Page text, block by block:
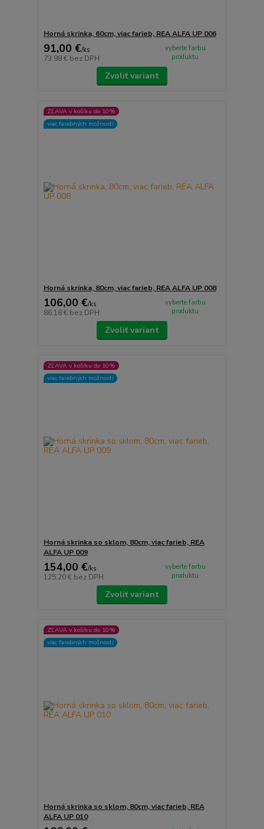
Horná skrinka, 60cm, viac farieb, REA ALFA UP 006
91,00 €/ks
73,98 € bez DPH
vyberte farbu
produktu
Zvoliť variant
ZĽAVA v košíku do 10%
viac farebných možností
Horná skrinka, 80cm, viac farieb, REA ALFA UP 008
106,00 €/ks
86,18 € bez DPH
vyberte farbu
produktu
Zvoliť variant
ZĽAVA v košíku do 10%
viac farebných možností
Horná skrinka so sklom, 80cm, viac farieb, REA
ALFA UP 009
154,00 €/ks
125,20 € bez DPH
vyberte farbu
produktu
Zvoliť variant
ZĽAVA v košíku do 10%
viac farebných možností
Horná skrinka so sklom, 80cm, viac farieb, REA
ALFA UP 010